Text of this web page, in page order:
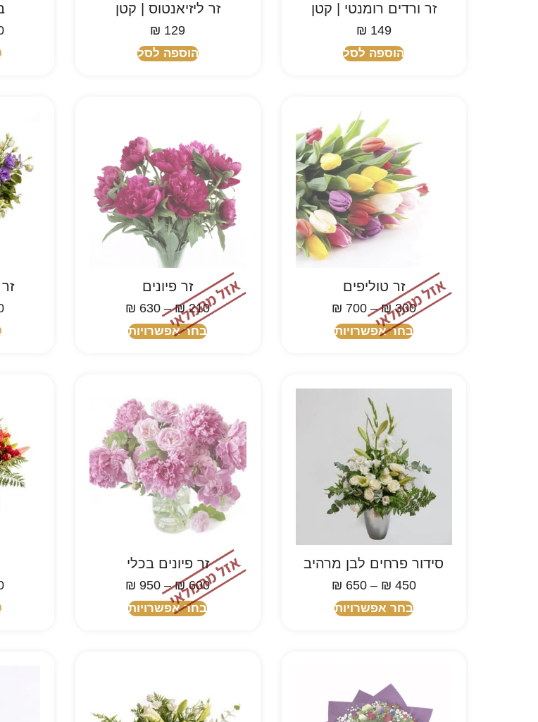
זר ורדים רומנטי | קטן
₪ 149
הוספה לסל
זר ליזיאנטוס | קטן
₪ 129
הוספה לסל
זר טוליפים
₪300
–
₪ 700
בחר אפשרויות
זר פיונים
₪210
–
₪ 630
בחר אפשרויות
סידור פרחים לבן מרהיב
₪ 450
–
₪ 650
בחר אפשרויות
זר פיונים בכלי
₪600
–
₪ 950
בחר אפשרויות